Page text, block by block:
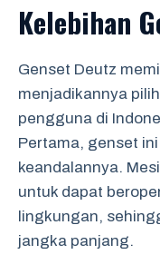
Kelebihan
Genset Deutz
menjadikannya
pengguna di
Pertama, genset
keandalannya.
untuk dapat
lingkungan,
jangka panjang.